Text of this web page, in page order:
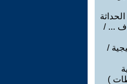
ف ... /
/
)